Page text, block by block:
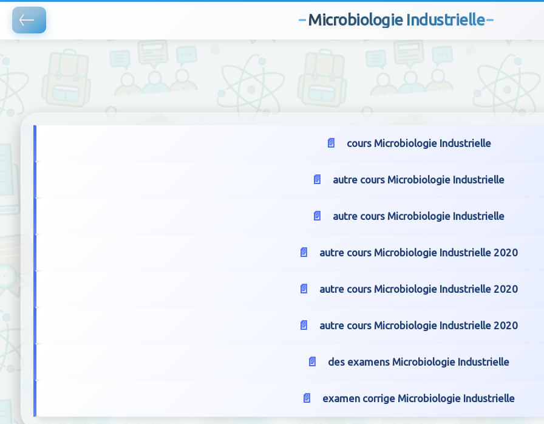
Microbiologie Industrielle
cours Microbiologie Industrielle
autre cours Microbiologie Industrielle
autre cours Microbiologie Industrielle
autre cours Microbiologie Industrielle 2020
autre cours Microbiologie Industrielle 2020
autre cours Microbiologie Industrielle 2020
des examens Microbiologie Industrielle
examen corrige Microbiologie Industrielle